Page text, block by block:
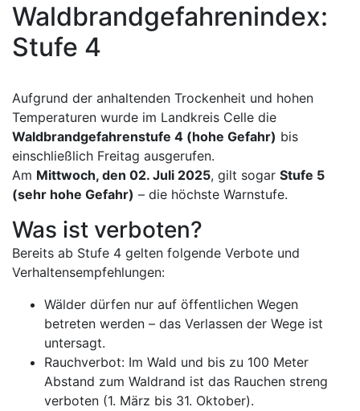
Waldbrandgefahrenindex:
Stufe 4
Aufgrund der anhaltenden Trockenheit und hohen
Temperaturen wurde im Landkreis Celle die
Waldbrandgefahrenstufe 4 (hohe Gefahr) bis
einschließlich Freitag ausgerufen.
Am Mittwoch, den 02. Juli 2025, gilt sogar Stufe 5
(sehr hohe Gefahr) – die höchste Warnstufe.
Was ist verboten?
Bereits ab Stufe 4 gelten folgende Verbote und
Verhaltensempfehlungen:
Wälder dürfen nur auf öffentlichen Wegen
betreten werden – das Verlassen der Wege ist
untersagt.
Rauchverbot: Im Wald und bis zu 100 Meter
Abstand zum Waldrand ist das Rauchen streng
verboten (1. März bis 31. Oktober).